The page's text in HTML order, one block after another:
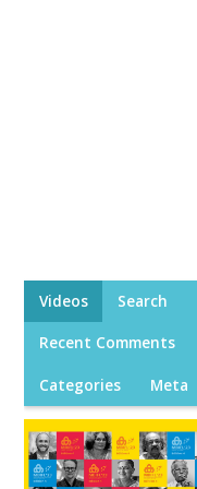
Videos Search
Recent Comments
Categories Meta